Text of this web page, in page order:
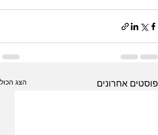
פוסטים אחרונים הצג הכול